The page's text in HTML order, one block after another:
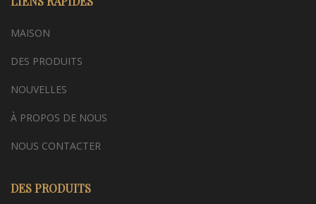
MAISON
DES PRODUITS
NOUVELLES
À PROPOS DE NOUS
NOUS CONTACTER
DES PRODUITS